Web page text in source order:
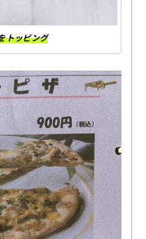
トッピング